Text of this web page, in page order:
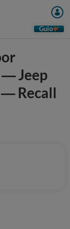
Guio
Jeep
Recall